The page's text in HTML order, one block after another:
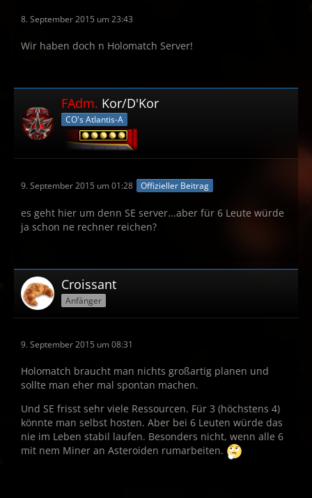
8. September 2015 um 23:43
Wir haben doch n Holomatch Server!
FAdm. Kor/D'Kor
CO's Atlantis-A
9. September 2015 um 01:28 Offizieller Beitrag
es geht hier um denn SE server...aber für 6 Leute würde
ja schon ne rechner reichen?
Croissant
Anfänger
9. September 2015 um 08:31
Holomatch braucht man nichts großartig planen und
sollte man eher mal spontan machen.
Und SE frisst sehr viele Ressourcen. Für 3 (höchstens 4)
könnte man selbst hosten. Aber bei 6 Leuten würde das
nie im Leben stabil laufen. Besonders nicht, wenn alle 6
mit nem Miner an Asteroiden rumarbeiten.